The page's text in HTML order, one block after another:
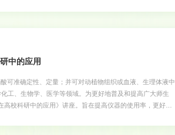
中的应用
可准确定性、定量；并可对动植物组织或血液、生理体液中
工、生物学、医学等领域。为更好地普及和提高广大师生
校科研中的应用》讲座。旨在提高仪器的使用率，更好地